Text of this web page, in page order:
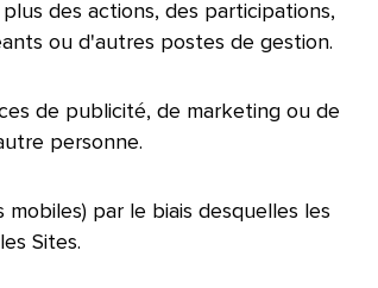
des actions, des participations,
ou d'autres postes de gestion.​​
de publicité, de marketing ou de
personne.​​
par le biais desquelles les
Sites.​​